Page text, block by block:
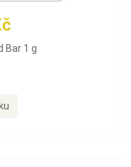
Bar 1 g